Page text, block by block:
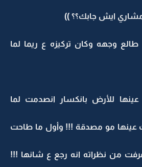
مشاري ايش جابك؟؟ ))
طالع وجهه وكان تركيزه ع ريما لما
عينها للأرض بانكسار انصدمت لما
مو مصدقة !!! وأول ما طاحت
من نظراته انه رجع ع شانها !!!